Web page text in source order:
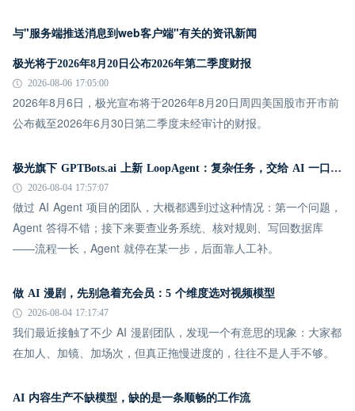
与"服务端推送消息到web客户端"有关的资讯新闻
极光将于2026年8月20日公布2026年第二季度财报
2026-08-06 17:05:00
2026年8月6日，极光宣布将于2026年8月20日周四美国股市开市前
公布截至2026年6月30日第二季度未经审计的财报。
极光旗下 GPTBots.ai 上新 LoopAgent：复杂任务，交给 AI 一口气跑完
2026-08-04 17:57:07
做过 AI Agent 项目的团队，大概都遇到过这种情况：第一个问题，
Agent 答得不错；接下来要查业务系统、核对规则、写回数据库
——流程一长，Agent 就停在某一步，后面靠人工补。
做 AI 漫剧，先别急着充会员：5 个维度选对视频模型
2026-08-04 17:17:47
我们最近接触了不少 AI 漫剧团队，发现一个有意思的现象：大家都
在加人、加镜、加场次，但真正拖慢进度的，往往不是人手不够。
AI 内容生产不缺模型，缺的是一条顺畅的工作流